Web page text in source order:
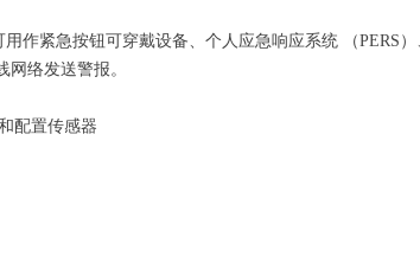
作紧急按钮可穿戴设备、个人应急响应系统 （PERS）
络发送警报。
配置传感器